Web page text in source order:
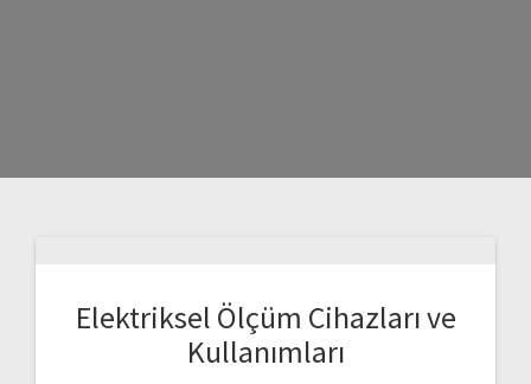
Elektriksel Ölçüm Cihazları ve
Kullanımları